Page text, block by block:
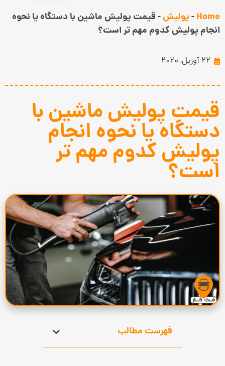
Home
-پولیش-قیمت پولیش ماشین با دستگاه یا نحوه
انجام پولیش کدوم مهم تر است؟
22 آوریل, 2020
قیمت پولیش ماشین با
دستگاه یا نحوه انجام
پولیش کدوم مهم تر
است؟
فهرست مطالب